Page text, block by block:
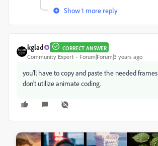
Show 1 more reply
kglad CORRECT ANSWER
Community Expert Forum|Forum|3 years ago
you'll have to copy and paste the needed
don't utilize animate coding.